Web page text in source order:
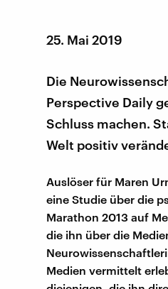
25. Mai 2019
Die
Perspective Daily
Schluss machen.
Welt positiv
Auslöser für Maren
eine Studie über die
Marathon 2013 auf
die ihn über die
Medien vermittelt